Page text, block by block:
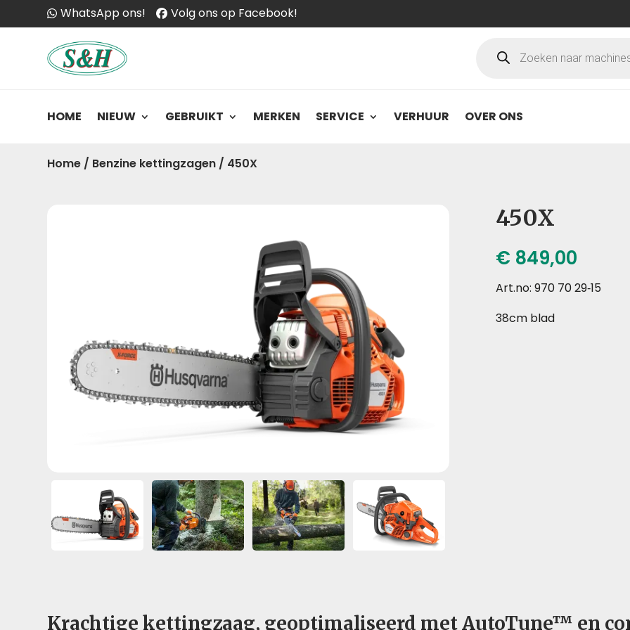
WhatsApp ons! Volg ons op Facebook!
zoeken
HOME NIEUW GEBRUIKT MERKEN SERVICE VERHUUR OVER ONS
Home / Benzine kettingzagen / 450X
450X
€ 849,00
Art.no: 970 70 29‑15
38cm blad
Krachtige kettingzaag, geoptimaliseerd met AutoTune™ en